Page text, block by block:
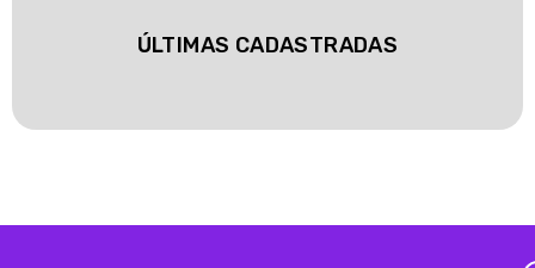
ÚLTIMAS CADASTRADAS